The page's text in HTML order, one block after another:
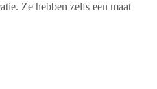
Ze hebben zelfs een maat